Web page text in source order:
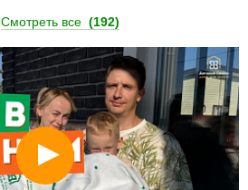
Смотреть все (192)
Смотреть